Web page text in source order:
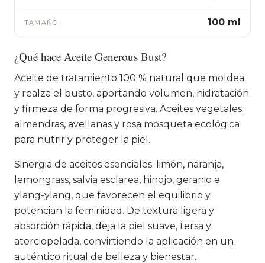
TAMAÑO 100 ml
¿Qué hace Aceite Generous Bust?
Aceite de tratamiento 100 % natural que moldea
y realza el busto, aportando volumen, hidratación
y firmeza de forma progresiva. Aceites vegetales:
almendras, avellanas y rosa mosqueta ecológica
para nutrir y proteger la piel.
Sinergia de aceites esenciales: limón, naranja,
lemongrass, salvia esclarea, hinojo, geranio e
ylang-ylang, que favorecen el equilibrio y
potencian la feminidad. De textura ligera y
absorción rápida, deja la piel suave, tersa y
aterciopelada, convirtiendo la aplicación en un
auténtico ritual de belleza y bienestar.